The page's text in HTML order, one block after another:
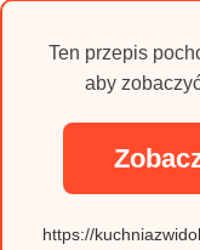
Ten przepis
aby
https://